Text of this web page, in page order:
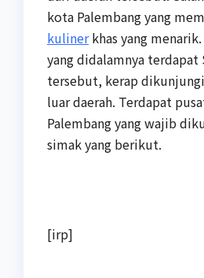
kota Palembang yang
kulinerkhas yang
yang didalamnya terdapat
tersebut, kerap
luar daerah. Terdapat
Palembang yang wajib
simak yang berikut.
[irp]